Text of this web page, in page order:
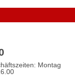
Montag